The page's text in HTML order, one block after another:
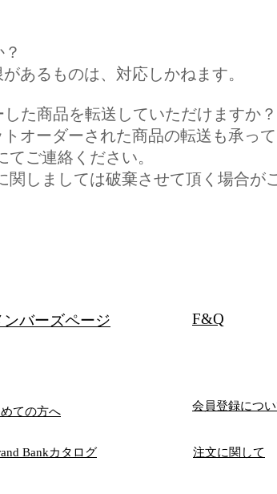
あるものは、対応しかねます。
た商品を転送していただけますか？
オーダーされた商品の転送も承っ
ご連絡ください。
しましては破棄させて頂く場合が
ンバーズページ F&Q
ての方へ
Bankカタログ
会員登録につい
注文に関して